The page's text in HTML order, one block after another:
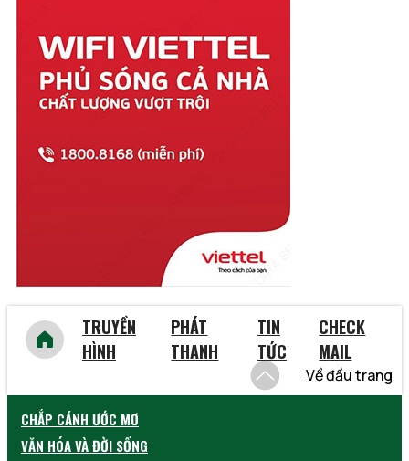
Thừa Thiên Huế
Tiền Giang
Trà Vinh
Tuyên Quang
Vĩnh Phúc
Vũng Tàu
TRUYỀN
HÌNH
PHÁT
THANH
TIN
TỨC
CHECK
MAIL
Về đầu trang
CHẮP CÁNH ƯỚC MƠ
VĂN HÓA VÀ ĐỜI SỐNG